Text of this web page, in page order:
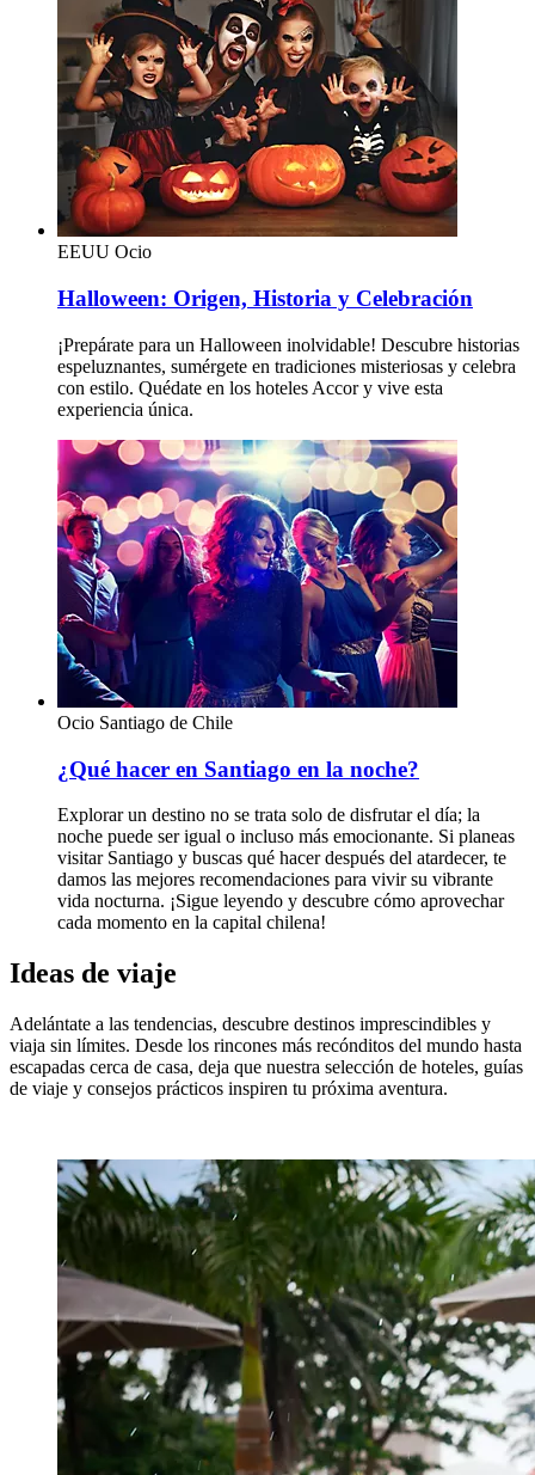
EEUU Ocio
Halloween: Origen, Historia y Celebración
¡Prepárate para un Halloween inolvidable! Descubre historias
espeluznantes, sumérgete en tradiciones misteriosas y celebra
con estilo. Quédate en los hoteles Accor y vive esta
experiencia única.
Ocio Santiago de Chile
¿Qué hacer en Santiago en la noche?
Explorar un destino no se trata solo de disfrutar el día; la
noche puede ser igual o incluso más emocionante. Si planeas
visitar Santiago y buscas qué hacer después del atardecer, te
damos las mejores recomendaciones para vivir su vibrante
vida nocturna. ¡Sigue leyendo y descubre cómo aprovechar
cada momento en la capital chilena!
Ideas de viaje
Adelántate a las tendencias, descubre destinos imprescindibles y
viaja sin límites. Desde los rincones más recónditos del mundo hasta
escapadas cerca de casa, deja que nuestra selección de hoteles, guías
de viaje y consejos prácticos inspiren tu próxima aventura.